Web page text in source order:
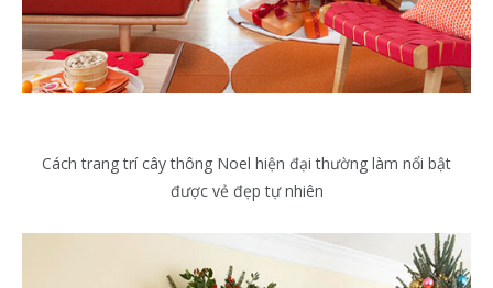
Cách trang trí cây thông Noel hiện đại thường làm nổi bật
được vẻ đẹp tự nhiên